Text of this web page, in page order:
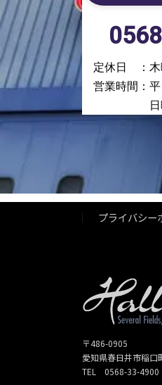
定休日 ：木
営業時間：
日曜日
プライバシー
〒486-0905
愛知県春日井市稲口
TEL 0568-33-4900